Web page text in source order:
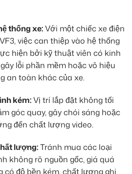
thống xe:Với một chiếc xe điện
việc can thiệp vào hệ thống
hiện bởi kỹ thuật viên có kinh
lỗi phần mềm hoặc vô hiệu
an toàn khác của xe.
kém:Vị trí lắp đặt không tối
góc quay, gây chói sáng hoặc
đến chất lượng video.
lượng:Tránh mua các loại
không rõ nguồn gốc, giá quá
có độ bền kém, chất lượng ghi